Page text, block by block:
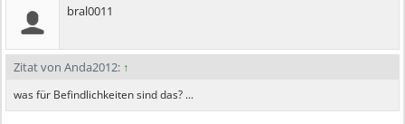
bral0011
Zitat von Anda2012: ↑
was für Befindlichkeiten sind das? ...